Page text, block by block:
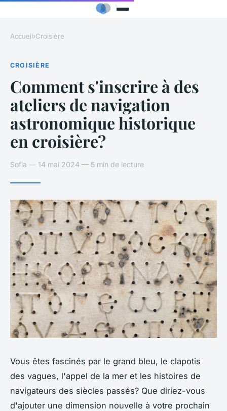
Accueil›Croisière
CROISIÈRE
Comment s'inscrire à des
ateliers de navigation
astronomique historique
en croisière?
Sofia — 14 mai 2024 — 5 min de lecture
Vous êtes fascinés par le grand bleu, le clapotis
des vagues, l'appel de la mer et les histoires de
navigateurs des siècles passés? Que diriez-vous
d'ajouter une dimension nouvelle à votre prochain